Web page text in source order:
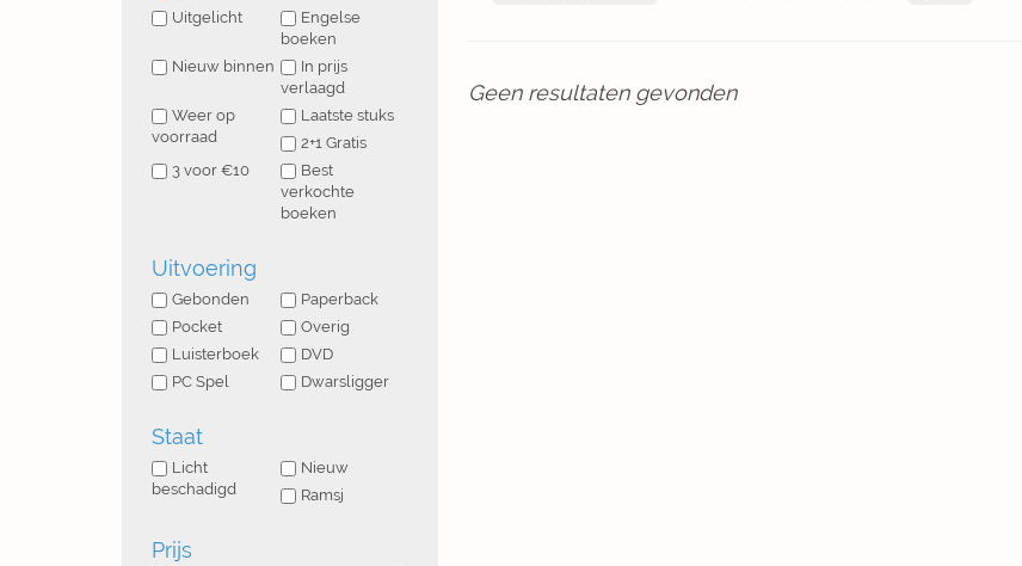
Uitgelicht
Engelse
boeken
Nieuw binnen
In prijs
verlaagd
Weer op
voorraad
Laatste stuks
2+1 Gratis
3 voor €10
Best
verkochte
boeken
Uitvoering
Gebonden
Paperback
Pocket
Overig
Luisterboek
DVD
PC Spel
Dwarsligger
Staat
Licht
beschadigd
Nieuw
Ramsj
Prijs
Geen resultaten gevonden